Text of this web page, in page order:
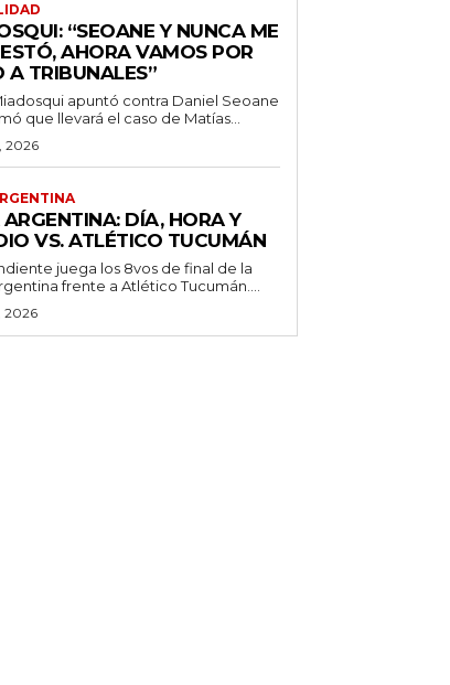
“SEOANE Y NUNCA ME
AHORA VAMOS POR
A TRIBUNALES”
apuntó contra Daniel Seoane
que llevará el caso de Matías...
2026
ARGENTINA: DÍA, HORA Y
VS. ATLÉTICO TUCUMÁN
juega los 8vos de final de la
frente a Atlético Tucumán....
2026